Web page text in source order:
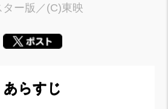
ー版／(C)東映
あらすじ